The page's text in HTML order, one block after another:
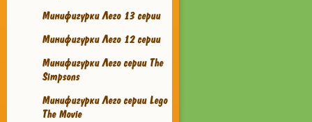
Минифигурки Лего 13 серии
Минифигурки Лего 12 серии
Минифигурки Лего серии The
Simpsons
Минифигурки Лего серии Lego
The Movie